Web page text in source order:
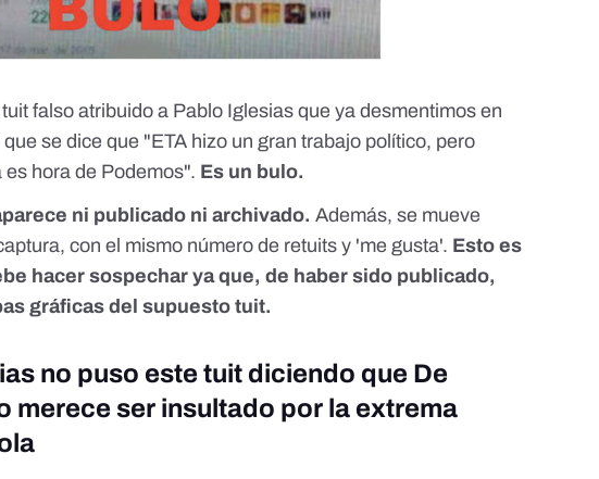
falso atribuido a Pablo Iglesias queya desmentimos en
que se dice que "ETA hizo un gran trabajo político, pero
hora de Podemos". Es un bulo.
ni publicado ni archivado. Además, se mueve
con el mismo número de retuits y 'me gusta'. Esto es
hacer sospechar ya que, de haber sido publicado,
gráficas del supuesto tuit.
no puso este tuit diciendo que De
merece ser insultado por la extrema